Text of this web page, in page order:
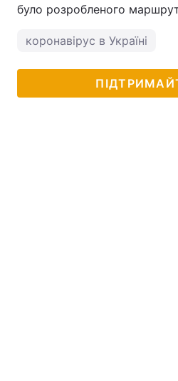
було розробленого
коронавірус в Україні